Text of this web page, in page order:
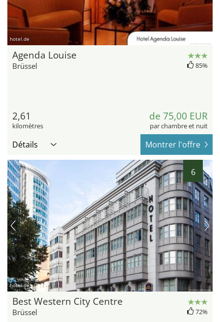
hotel.de
Agenda Louise
Brüssel 85%
2,61
kilomètres
de 75,00 EUR
par chambre et nuit
Détails Montrer l'offre
6
hotel.de
Best Western City Centre
Brüssel 72%